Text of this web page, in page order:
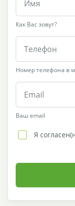
Как Вас зовут?
Номер телефона в
Ваш email
Я